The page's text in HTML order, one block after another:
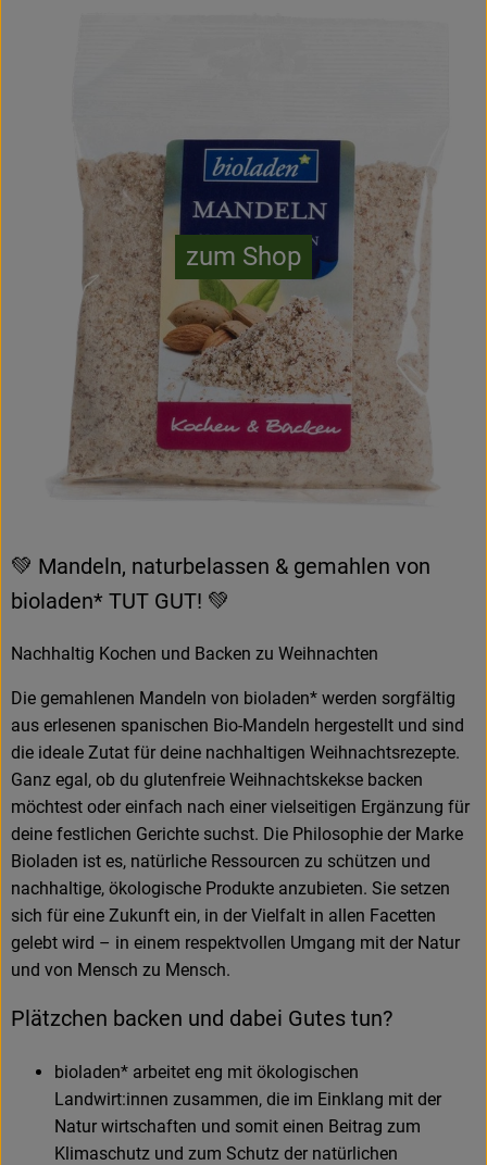
zum Shop
💚 Mandeln, naturbelassen & gemahlen von
bioladen* TUT GUT! 💚
Nachhaltig Kochen und Backen zu Weihnachten
Die gemahlenen Mandeln von bioladen* werden sorgfältig
aus erlesenen spanischen Bio-Mandeln hergestellt und sind
die ideale Zutat für deine nachhaltigen Weihnachtsrezepte.
Ganz egal, ob du glutenfreie Weihnachtskekse backen
möchtest oder einfach nach einer vielseitigen Ergänzung für
deine festlichen Gerichte suchst. Die Philosophie der Marke
Bioladen ist es, natürliche Ressourcen zu schützen und
nachhaltige, ökologische Produkte anzubieten. Sie setzen
sich für eine Zukunft ein, in der Vielfalt in allen Facetten
gelebt wird – in einem respektvollen Umgang mit der Natur
und von Mensch zu Mensch.
Plätzchen backen und dabei Gutes tun?
bioladen* arbeitet eng mit ökologischen
Landwirt:innen zusammen, die im Einklang mit der
Natur wirtschaften und somit einen Beitrag zum
Klimaschutz und zum Schutz der natürlichen